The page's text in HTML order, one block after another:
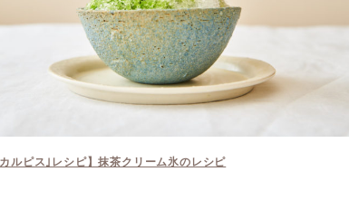
カルピス｣レシピ】抹茶クリーム氷のレシピ